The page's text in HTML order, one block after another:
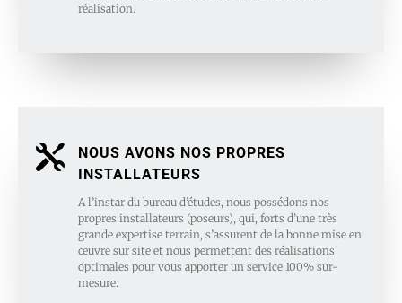
réalisation.

NOUS AVONS NOS PROPRES
INSTALLATEURS
A l’instar du bureau d’études, nous possédons nos
propres installateurs (poseurs), qui, forts d’une très
grande expertise terrain, s’assurent de la bonne mise en
œuvre sur site et nous permettent des réalisations
optimales pour vous apporter un service 100% sur-
mesure.